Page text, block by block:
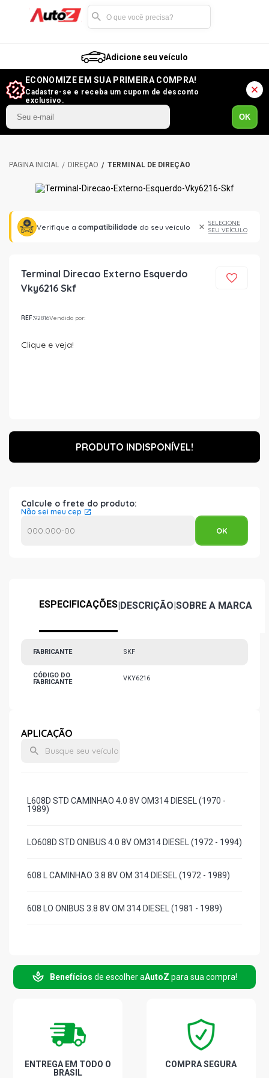
Adicione seu veículo
ECONOMIZE EM SUA PRIMEIRA COMPRA!
Cadastre-se e receba um cupom de desconto
exclusivo.
OK
DIREÇÃO TERMINAL DE DIREÇÃO
Verifique a compatibilidade do seu veículo
SELECIONE
SEU VEÍCULO
Terminal Direcao Externo Esquerdo
Vky6216 Skf
REF:92816Vendido por:
Clique e veja!
PRODUTO INDISPONÍVEL!
Calcule o frete do produto:
Não sei meu cep
ESPECIFICAÇÕES|DESCRIÇÃO|SOBRE A MARCA
FABRICANTE SKF
CÓDIGO DO
FABRICANTE
VKY6216
APLICAÇÃO
L608D STD CAMINHAO 4.0 8V OM314 DIESEL (1970 -
1989)
LO608D STD ONIBUS 4.0 8V OM314 DIESEL (1972 - 1994)
608 L CAMINHAO 3.8 8V OM 314 DIESEL (1972 - 1989)
608 LO ONIBUS 3.8 8V OM 314 DIESEL (1981 - 1989)
Benefícios de escolher aAutoZ para sua compra!
ENTREGA EM TODO O
BRASIL
COMPRA SEGURA